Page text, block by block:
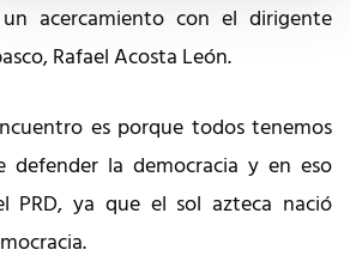
acercamiento con el dirigente
Rafael Acosta León.
es porque todos tenemos
defender la democracia y en eso
PRD, ya que el sol azteca nació